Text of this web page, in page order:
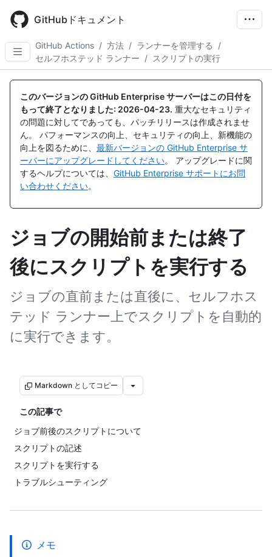
main
content
GitHubドキュメント
GitHub Actions / 方法 / ランナーを管理する
/
セルフホステッド ランナー / スクリプトの実行
このバージョンの GitHub Enterprise サーバーはこの日付を
もって終了となりました: 2026-04-23. 重大なセキュリティ
の問題に対してであっても、パッチリリースは作成されませ
ん。 パフォーマンスの向上、セキュリティの向上、新機能の
向上を図るために、 最新バージョンの GitHub Enterprise サ
ーバーにアップグレードしてください。 アップグレードに関
するヘルプについては、 GitHub Enterprise サポートにお問
い合わせください。
ジョブの開始前または終了
後にスクリプトを実行する
ジョブの直前または直後に、セルフホス
テッド ランナー上でスクリプトを自動的
に実行できます。
Markdown としてコピー
この記事で
ジョブ前後のスクリプトについて
スクリプトの記述
スクリプトを実行する
トラブルシューティング
メモ